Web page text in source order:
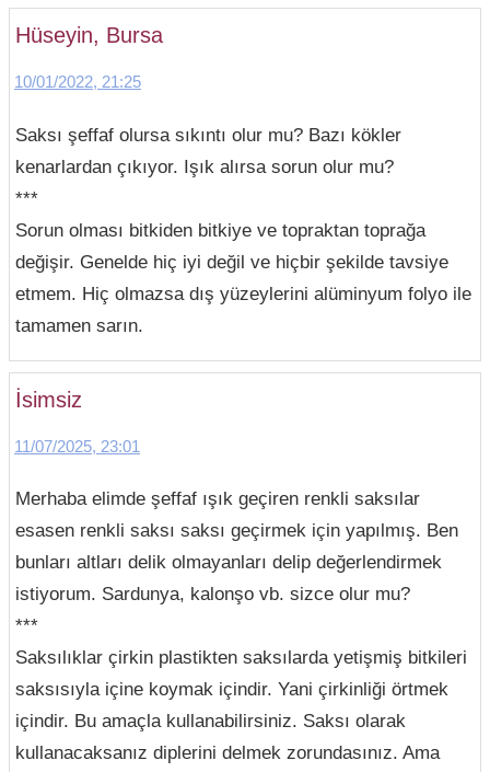
Hüseyin, Bursa
10/01/2022, 21:25
Saksı şeffaf olursa sıkıntı olur mu? Bazı kökler
kenarlardan çıkıyor. Işık alırsa sorun olur mu?
***
Sorun olması bitkiden bitkiye ve topraktan toprağa
değişir. Genelde hiç iyi değil ve hiçbir şekilde tavsiye
etmem. Hiç olmazsa dış yüzeylerini alüminyum folyo ile
tamamen sarın.
İsimsiz
11/07/2025, 23:01
Merhaba elimde şeffaf ışık geçiren renkli saksılar
esasen renkli saksı saksı geçirmek için yapılmış. Ben
bunları altları delik olmayanları delip değerlendirmek
istiyorum. Sardunya, kalonşo vb. sizce olur mu?
***
Saksılıklar çirkin plastikten saksılarda yetişmiş bitkileri
saksısıyla içine koymak içindir. Yani çirkinliği örtmek
içindir. Bu amaçla kullanabilirsiniz. Saksı olarak
kullanacaksanız diplerini delmek zorundasınız. Ama